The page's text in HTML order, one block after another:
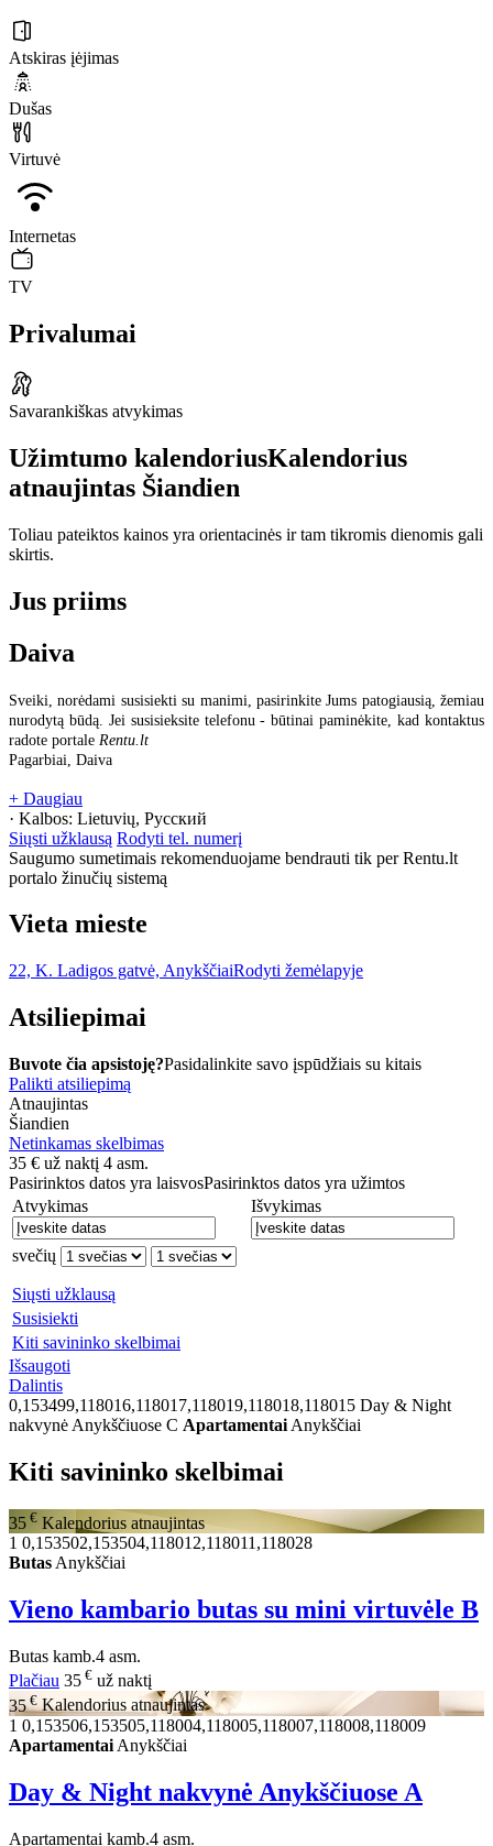
Atskiras įėjimas
Dušas
Virtuvė
Internetas
TV
Privalumai
Savarankiškas atvykimas
Užimtumo kalendoriusKalendorius
atnaujintas Šiandien
Toliau pateiktos kainos yra orientacinės ir tam tikromis dienomis gali
skirtis.
Jus priims
Daiva
Sveiki, norėdami susisiekti su manimi, pasirinkite Jums patogiausią, žemiau
nurodytą būdą. Jei susisieksite telefonu - būtinai paminėkite, kad kontaktus
radote portale Rentu.lt
Pagarbiai, Daiva
+ Daugiau
· Kalbos: Lietuvių, Русский
Siųsti užklausą Rodyti tel. numerį
Saugumo sumetimais rekomenduojame bendrauti tik per Rentu.lt
portalo žinučių sistemą
Vieta mieste
22, K. Ladigos gatvė, AnykščiaiRodyti žemėlapyje
Atsiliepimai
Buvote čia apsistoję?Pasidalinkite savo įspūdžiais su kitais
Palikti atsiliepimą
Atnaujintas
Šiandien
Netinkamas skelbimas
35 € už naktį 4 asm.
Pasirinktos datos yra laisvosPasirinktos datos yra užimtos
Atvykimas
Išvykimas
svečių
Siųsti užklausą
Susisiekti
Kiti savininko skelbimai
Išsaugoti
Dalintis
0,153499,118016,118017,118019,118018,118015 Day & Night
nakvynė Anykščiuose C Apartamentai Anykščiai
Kiti savininko skelbimai
35 € Kalendorius atnaujintas
1 0,153502,153504,118012,118011,118028
Butas Anykščiai
Vieno kambario butas su mini virtuvėle B
Butas kamb.4 asm.
Plačiau 35 € už naktį
35 € Kalendorius atnaujintas
1 0,153506,153505,118004,118005,118007,118008,118009
Apartamentai Anykščiai
Day & Night nakvynė Anykščiuose A
Apartamentai kamb.4 asm.